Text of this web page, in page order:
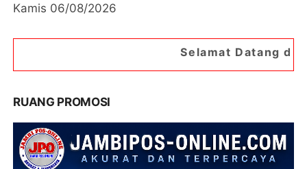
Kamis 06/08/2026
Selamat Datang di Portal Berita
RUANG PROMOSI